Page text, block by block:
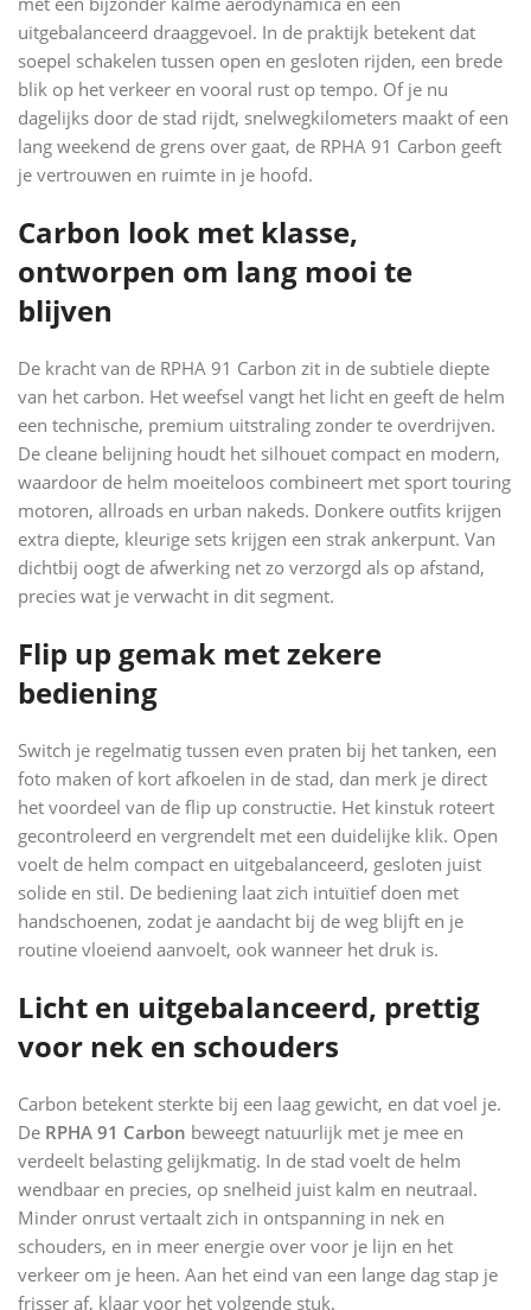
uitgebalanceerd draaggevoel. In de praktijk betekent dat
soepel schakelen tussen open en gesloten rijden, een brede
blik op het verkeer en vooral rust op tempo. Of je nu
dagelijks door de stad rijdt, snelwegkilometers maakt of een
lang weekend de grens over gaat, de RPHA 91 Carbon geeft
je vertrouwen en ruimte in je hoofd.
Carbon look met klasse,
ontworpen om lang mooi te
blijven
De kracht van de RPHA 91 Carbon zit in de subtiele diepte
van het carbon. Het weefsel vangt het licht en geeft de helm
een technische, premium uitstraling zonder te overdrijven.
De cleane belijning houdt het silhouet compact en modern,
waardoor de helm moeiteloos combineert met sport touring
motoren, allroads en urban nakeds. Donkere outfits krijgen
extra diepte, kleurige sets krijgen een strak ankerpunt. Van
dichtbij oogt de afwerking net zo verzorgd als op afstand,
precies wat je verwacht in dit segment.
Flip up gemak met zekere
bediening
Switch je regelmatig tussen even praten bij het tanken, een
foto maken of kort afkoelen in de stad, dan merk je direct
het voordeel van de flip up constructie. Het kinstuk roteert
gecontroleerd en vergrendelt met een duidelijke klik. Open
voelt de helm compact en uitgebalanceerd, gesloten juist
solide en stil. De bediening laat zich intuïtief doen met
handschoenen, zodat je aandacht bij de weg blijft en je
routine vloeiend aanvoelt, ook wanneer het druk is.
Licht en uitgebalanceerd, prettig
voor nek en schouders
Carbon betekent sterkte bij een laag gewicht, en dat voel je.
De RPHA 91 Carbon beweegt natuurlijk met je mee en
verdeelt belasting gelijkmatig. In de stad voelt de helm
wendbaar en precies, op snelheid juist kalm en neutraal.
Minder onrust vertaalt zich in ontspanning in nek en
schouders, en in meer energie over voor je lijn en het
verkeer om je heen. Aan het eind van een lange dag stap je
frisser af, klaar voor het volgende stuk.